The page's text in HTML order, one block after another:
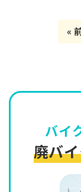
«
バイ
廃バ